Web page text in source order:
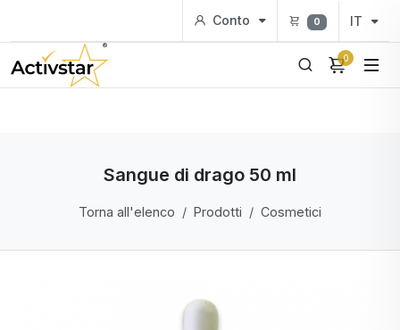
Conto 0 IT
0
Sangue di drago 50 ml
Torna all'elenco Prodotti Cosmetici